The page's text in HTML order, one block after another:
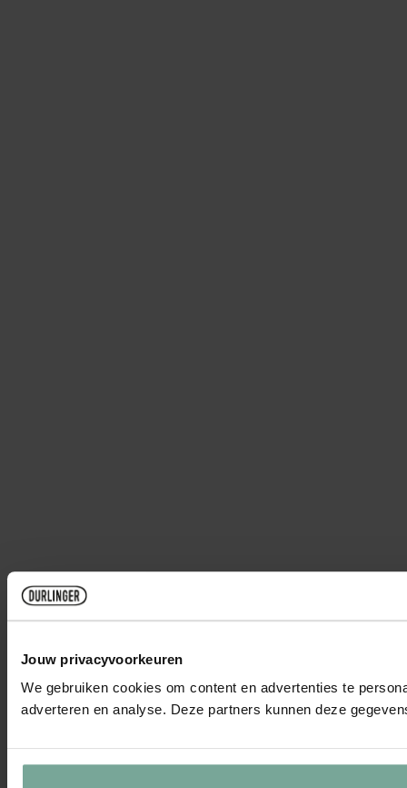
Jouw privacyvoorkeuren
We gebruiken cookies om content en advertenties te
adverteren en analyse. Deze partners kunnen deze